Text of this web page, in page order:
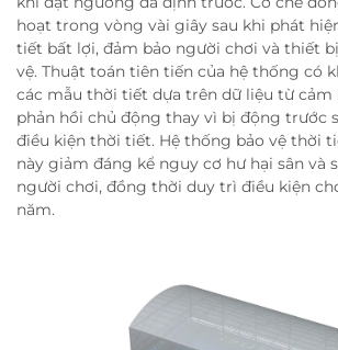
hoạt trong vòng vài giây sau khi phát
tiết bất lợi, đảm bảo người chơi và thiết
vệ. Thuật toán tiên tiến của hệ thống có
các mẫu thời tiết dựa trên dữ liệu từ cảm
phản hồi chủ động thay vì bị động trước
điều kiện thời tiết. Hệ thống bảo vệ thời
này giảm đáng kể nguy cơ hư hại sân và
người chơi, đồng thời duy trì điều kiện
năm.